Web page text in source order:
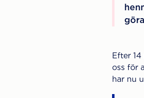
Efter
oss för
har nu